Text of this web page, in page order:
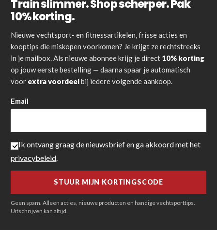
Train slimmer. Shop scherper. Pak
10% korting.
Nieuwe vechtsport- en fitnessartikelen, frisse acties en
kooptips die miskopen voorkomen? Je krijgt ze rechtstreeks
in je mailbox. Als nieuwe abonnee krijg je direct 10% korting
op jouw eerste bestelling — daarna spaar je automatisch
voor extra voordeelbij iedere volgende aankoop.
Email
Ik ontvang graag de nieuwsbrief en ga akkoord met het
privacybeleid.
Geen spam. Alleen acties, nieuwe producten en handige vechtsporttips.
Uitschrijven kan altijd.